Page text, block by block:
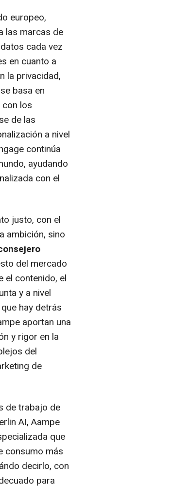
europeo,
las marcas de
cada vez
en cuanto a
la privacidad,
basa en
los
de las
a nivel
continúa
ayudando
con el
justo, con el
ambición, sino
del mercado
el contenido, el
y a nivel
hay detrás
aportan una
y rigor en la
del
de
de trabajo de
AI, Aampe
que
consumo más
decirlo, con
para